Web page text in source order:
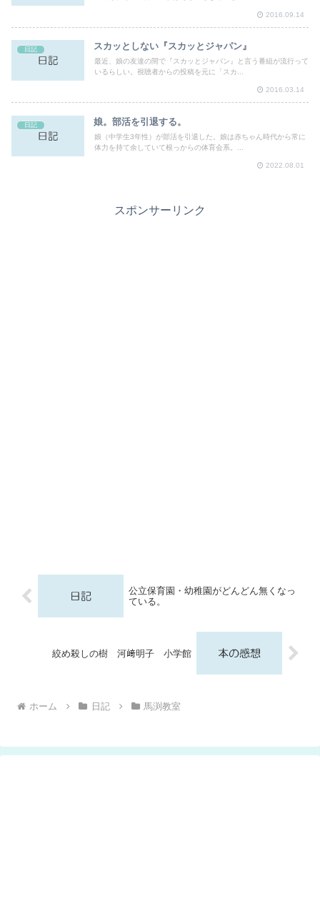
2016.09.14
日記 スカッとしない『スカッとジャパン』
最近、娘の友達の間で『スカッとジャパン』と言う番組が流行って
いるらしい。視聴者からの投稿を元に「スカ...
2016.03.14
日記 娘。部活を引退する。
娘（中学生3年性）が部活を引退した。娘は赤ちゃん時代から常に
体力を持て余していて根っからの体育会系。...
2022.08.01
スポンサーリンク
公立保育園・幼稚園がどんどん無くなっ
ている。
絞め殺しの樹 河﨑明子 小学館
ホーム 日記 馬渕教室